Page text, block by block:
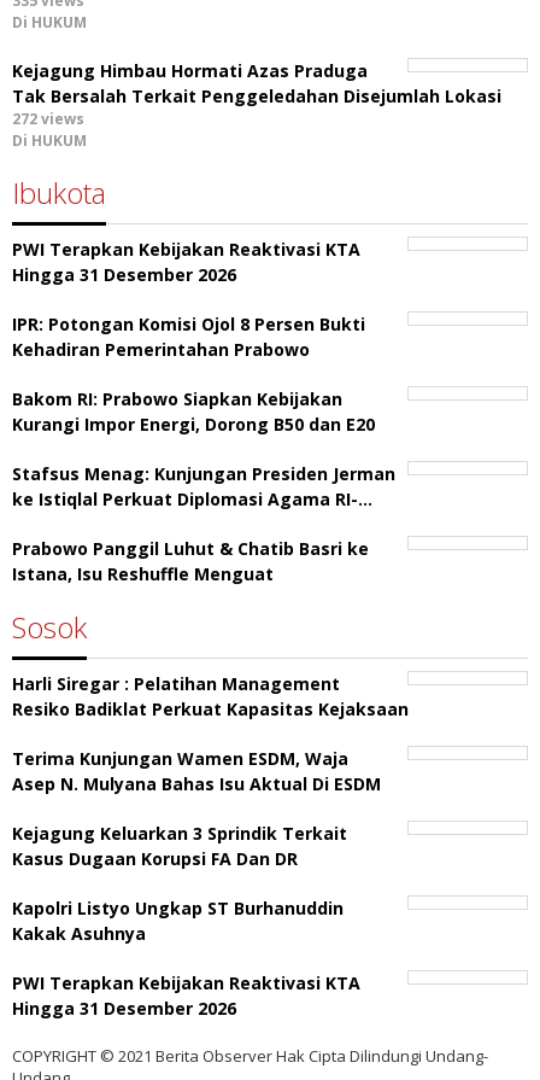
Di HUKUM
Kejagung Himbau Hormati Azas Praduga
Tak Bersalah Terkait Penggeledahan Disejumlah Lokasi
272 views
Di HUKUM
Ibukota
PWI Terapkan Kebijakan Reaktivasi KTA
Hingga 31 Desember 2026
IPR: Potongan Komisi Ojol 8 Persen Bukti
Kehadiran Pemerintahan Prabowo
Bakom RI: Prabowo Siapkan Kebijakan
Kurangi Impor Energi, Dorong B50 dan E20
Stafsus Menag: Kunjungan Presiden Jerman
ke Istiqlal Perkuat Diplomasi Agama RI-…
Prabowo Panggil Luhut & Chatib Basri ke
Istana, Isu Reshuffle Menguat
Sosok
Harli Siregar : Pelatihan Management
Resiko Badiklat Perkuat Kapasitas Kejaksaan
Terima Kunjungan Wamen ESDM, Waja
Asep N. Mulyana Bahas Isu Aktual Di ESDM
Kejagung Keluarkan 3 Sprindik Terkait
Kasus Dugaan Korupsi FA Dan DR
Kapolri Listyo Ungkap ST Burhanuddin
Kakak Asuhnya
PWI Terapkan Kebijakan Reaktivasi KTA
Hingga 31 Desember 2026
COPYRIGHT © 2021 Berita Observer Hak Cipta Dilindungi Undang-